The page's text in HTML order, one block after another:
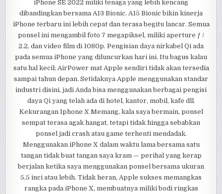
iPhone SE 2022 miliki tenaga yang lebih kencang
dibandingkan bersama A13 Bionic. A15 Bionic bikin kinerja
iPhone terbaru ini lebih cepat dan terasa begitu lancar. Semua
ponsel ini mengambil foto 7 megapiksel, miliki aperture ƒ /
2.2, dan video film di 1080p. Pengisian daya nirkabel Qi ada
pada semua iPhone yang diluncurkan hari ini. Itu bagus kalau
satu hal kecil; AirPower mat Apple sendiri tidak akan tersedia
sampai tahun depan. Setidaknya Apple menggunakan standar
industri disini, jadi Anda bisa menggunakan berbagai pengisi
daya Qi yang telah ada di hotel, kantor, mobil, kafe dll.
Kekurangan Iphone X Memang, kala saya bermain, ponsel
sempat terasa agak hangat, tetapi tidak hingga sebabkan
ponsel jadi crash atau game terhenti mendadak.
Menggunakan iPhone X dalam waktu lama bersama satu
tangan tidak buat tangan saya kram — perihal yang kerap
berjalan ketika saya menggunakan ponsel bersama ukuran
5,5 inci atau lebih. Tidak heran, Apple sukses memangkas
rangka pada iPhone X, membuatnya miliki bodi ringkas